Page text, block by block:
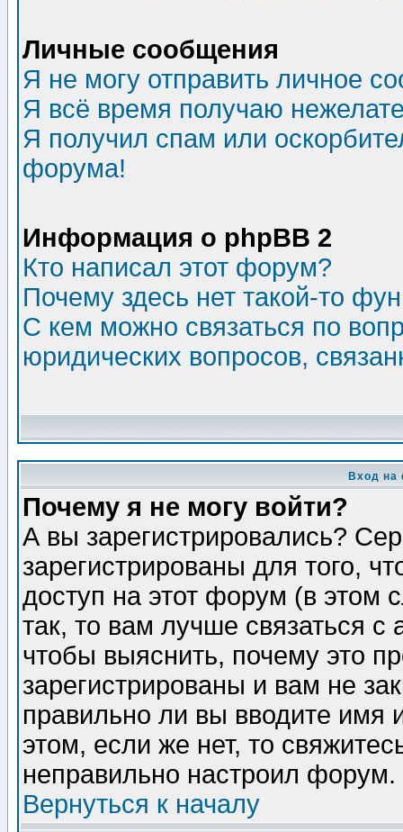
Личные сообщения
Я не могу отправить личное
Я всё время получаю
Я получил спам или
форума!
Информация о phpBB 2
Кто написал этот форум?
Почему здесь нет такой-то
С кем можно связаться по
юридических вопросов,
Вход на
Почему я не могу войти?
А вы зарегистрировались?
зарегистрированы для того,
доступ на этот форум (в этом
так, то вам лучше связаться
чтобы выяснить, почему это
зарегистрированы и вам не
правильно ли вы вводите
этом, если же нет, то
неправильно настроил форум.
Вернуться к началу